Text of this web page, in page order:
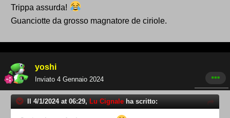
Trippa assurda!
Guanciotte da grosso magnatore de ciriole.
yoshi
Inviato 4 Gennaio 2024
Il 4/1/2024 at 06:29, Lu Cignale ha scritto: